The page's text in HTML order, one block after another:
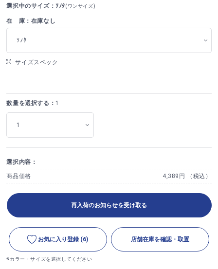
選択中のサイズ：ｿﾉﾀ(ワンサイズ)
在 庫：在庫なし
ｿﾉﾀ
サイズスペック
数量を選択する： 1
選択内容：
商品価格 4,389円 （税込）
再入荷のお知らせを受け取る
お気に入り登録 (6) 店舗在庫を確認・取置
※カラー・サイズを選択してください